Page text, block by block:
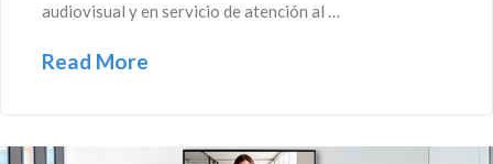
audiovisual y en servicio de atención al …
Read More